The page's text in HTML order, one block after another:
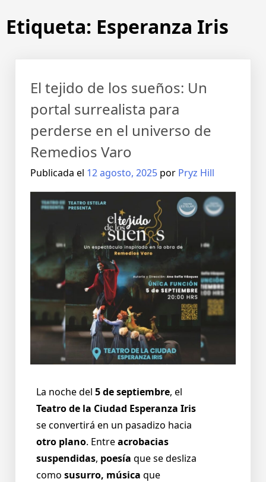
Etiqueta: Esperanza Iris
El tejido de los sueños: Un
portal surrealista para
perderse en el universo de
Remedios Varo
Publicada el 12 agosto, 2025 por Pryz Hill
La noche del 5 de septiembre, el
Teatro de la Ciudad Esperanza Iris
se convertirá en un pasadizo hacia
otro plano. Entreacrobacias
suspendidas, poesía que se desliza
como susurro, música que